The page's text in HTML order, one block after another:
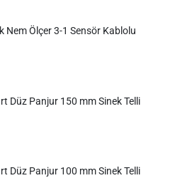
Nem Ölçer 3-1 Sensör Kablolu
Düz Panjur 150 mm Sinek Telli
Düz Panjur 100 mm Sinek Telli